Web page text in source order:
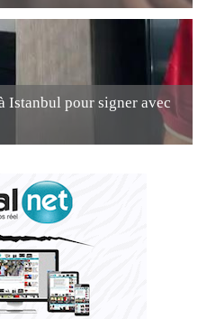
Istanbul pour signer avec